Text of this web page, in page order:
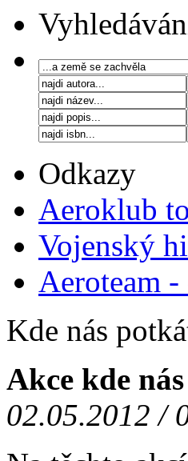
Odkazy
Aeroklub
Vojenský
Aeroteam
Kde nás
Akce kde
02.05.2012 /